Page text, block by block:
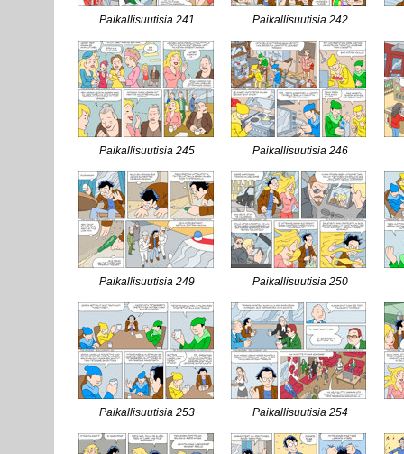
Paikallisuutisia 241 Paikallisuutisia 242
Paikallisuutisia 245 Paikallisuutisia 246
Paikallisuutisia 249 Paikallisuutisia 250
Paikallisuutisia 253 Paikallisuutisia 254